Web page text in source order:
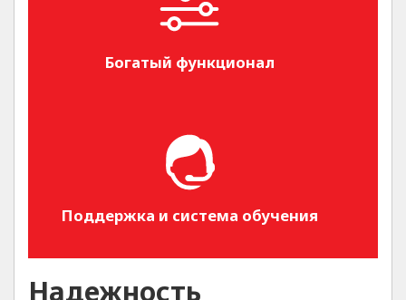
Богатый функционал
Поддержка и система обучения
Надежность